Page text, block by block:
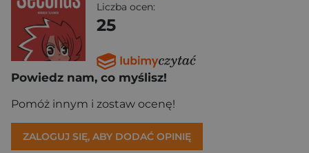
Liczba ocen:
25
Powiedz nam, co myślisz!
Pomóż innym i zostaw ocenę!
ZALOGUJ SIĘ, ABY DODAĆ OPINIĘ